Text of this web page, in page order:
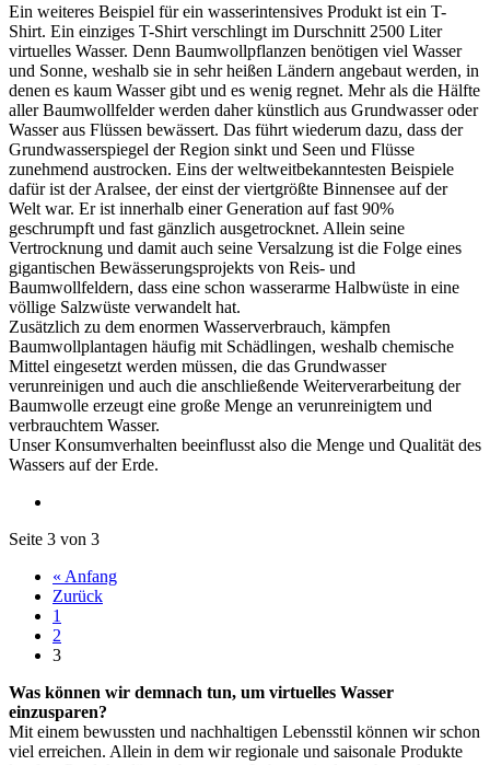
Ein weiteres Beispiel für ein wasserintensives Produkt ist ein T-
Shirt. Ein einziges T-Shirt verschlingt im Durschnitt 2500 Liter
virtuelles Wasser. Denn Baumwollpflanzen benötigen viel Wasser
und Sonne, weshalb sie in sehr heißen Ländern angebaut werden, in
denen es kaum Wasser gibt und es wenig regnet. Mehr als die Hälfte
aller Baumwollfelder werden daher künstlich aus Grundwasser oder
Wasser aus Flüssen bewässert. Das führt wiederum dazu, dass der
Grundwasserspiegel der Region sinkt und Seen und Flüsse
zunehmend austrocken. Eins der weltweitbekanntesten Beispiele
dafür ist der Aralsee, der einst der viertgrößte Binnensee auf der
Welt war. Er ist innerhalb einer Generation auf fast 90%
geschrumpft und fast gänzlich ausgetrocknet. Allein seine
Vertrocknung und damit auch seine Versalzung ist die Folge eines
gigantischen Bewässerungsprojekts von Reis- und
Baumwollfeldern, dass eine schon wasserarme Halbwüste in eine
völlige Salzwüste verwandelt hat.
Zusätzlich zu dem enormen Wasserverbrauch, kämpfen
Baumwollplantagen häufig mit Schädlingen, weshalb chemische
Mittel eingesetzt werden müssen, die das Grundwasser
verunreinigen und auch die anschließende Weiterverarbeitung der
Baumwolle erzeugt eine große Menge an verunreinigtem und
verbrauchtem Wasser.
Unser Konsumverhalten beeinflusst also die Menge und Qualität des
Wassers auf der Erde.
Seite 3 von 3
« Anfang
Zurück
1
2
3
Was können wir demnach tun, um virtuelles Wasser
einzusparen?
Mit einem bewussten und nachhaltigen Lebensstil können wir schon
viel erreichen. Allein in dem wir regionale und saisonale Produkte